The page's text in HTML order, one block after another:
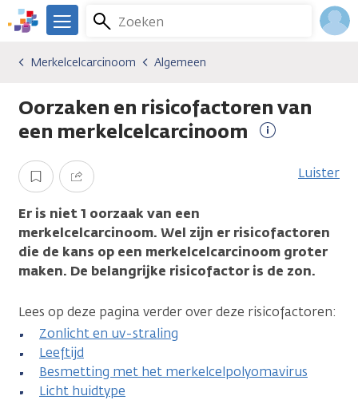
Overslaan
en
gaan
We
er
je.
Kanker.nl
Zoeken
Menu
Kankersoorten
Merkelcelcarcinoom
Algemeen
Merkelcelcarcinoom Algemeen
Oorzaken en risicofactoren van
een merkelcelcarcinoom
informatie
Opslaan Delen Luister
Er is niet 1 oorzaak van een
merkelcelcarcinoom. Wel zijn er risicofactoren
die de kans op een merkelcelcarcinoom groter
maken. De belangrijke risicofactor is de zon.
Lees op deze pagina verder over deze risicofactoren:
Zonlicht en uv-straling
Leeftijd
Besmetting met het merkelcelpolyomavirus
Licht huidtype